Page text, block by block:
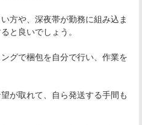
方や、深夜帯が勤務に組み込ま
と良いでしょう。
グで梱包を自分で行い、作業を
が取れて、自ら発送する手間も